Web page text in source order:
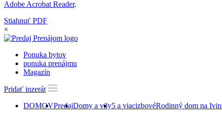
Adobe Acrobat Reader.
Stiahnuť PDF
×
Ponuka bytov
ponuka prenájmu
Magazín
Pridať inzerát
DOMOVPredajDomy a vily5 a viacizbovéRodinný dom na